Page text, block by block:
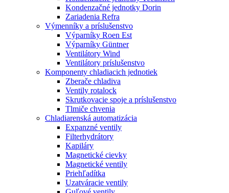
Kondenzačné jednotky Dorin
Zariadenia Refra
Výmenníky a príslušenstvo
Výparníky Roen Est
Výparníky Güntner
Ventilátory Wind
Ventilátory príslušenstvo
Komponenty chladiacich jednotiek
Zberače chladiva
Ventily rotalock
Skrutkovacie spoje a príslušenstvo
Tlmiče chvenia
Chladiarenská automatizácia
Expanzné ventily
Filterhydrátory
Kapiláry
Magnetické cievky
Magnetické ventily
Priehľadítka
Uzatváracie ventily